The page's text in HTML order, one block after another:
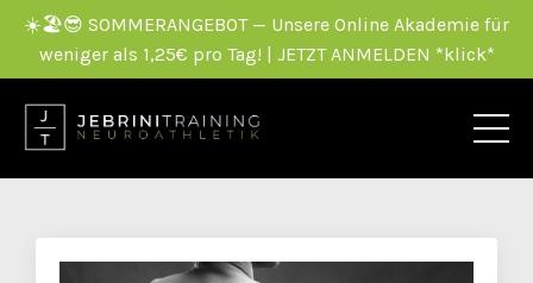
☀️🏖️😎 SOMMERANGEBOT — Unsere Online Akademie für
weniger als 1,25€ pro Tag! | JETZT ANMELDEN *klick*